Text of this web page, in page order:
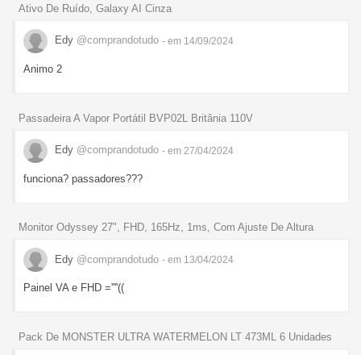
Ativo De Ruído, Galaxy AI Cinza
Edy @comprandotudo - em 14/09/2024
Animo 2
Passadeira A Vapor Portátil BVP02L Britânia 110V
Edy @comprandotudo - em 27/04/2024
funciona? passadores???
Monitor Odyssey 27", FHD, 165Hz, 1ms, Com Ajuste De Altura
Edy @comprandotudo - em 13/04/2024
Painel VA e FHD =''''((
Pack De MONSTER ULTRA WATERMELON LT 473ML 6 Unidades